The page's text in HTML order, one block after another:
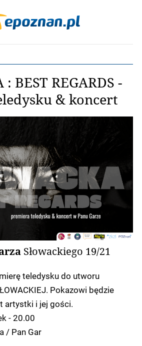
: BEST REGARDS -
& koncert
Słowackiego 19/21
teledysku do utworu
Pokazowi będzie
artystki i jej gości.
- 20.00
/ Pan Gar